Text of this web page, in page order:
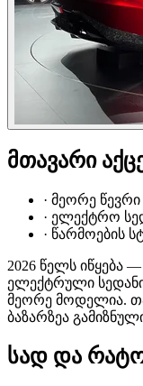
მთავარი
· მეორე წევრი
· ელექტრო
· წარმოების
2026 წელს იწყება —
ელექტრული სედანი
მეორე მოდელია.
ბაზარზეა
სად და